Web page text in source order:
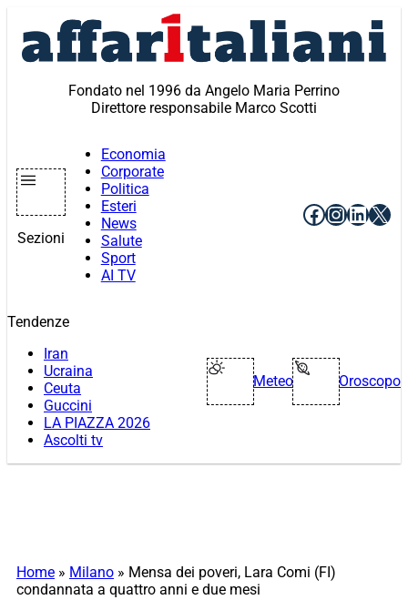
contenuto
Fondato nel 1996 da Angelo Maria Perrino
Direttore responsabile Marco Scotti
Sezioni
Economia
Corporate
Politica
Esteri
News
Salute
Sport
AI TV
Facebook
X
Tendenze
Iran
Ucraina
Ceuta
Guccini
LA PIAZZA 2026
Ascolti tv
Meteo Oroscopo
Home » Milano » Mensa dei poveri, Lara Comi (FI)
condannata a quattro anni e due mesi